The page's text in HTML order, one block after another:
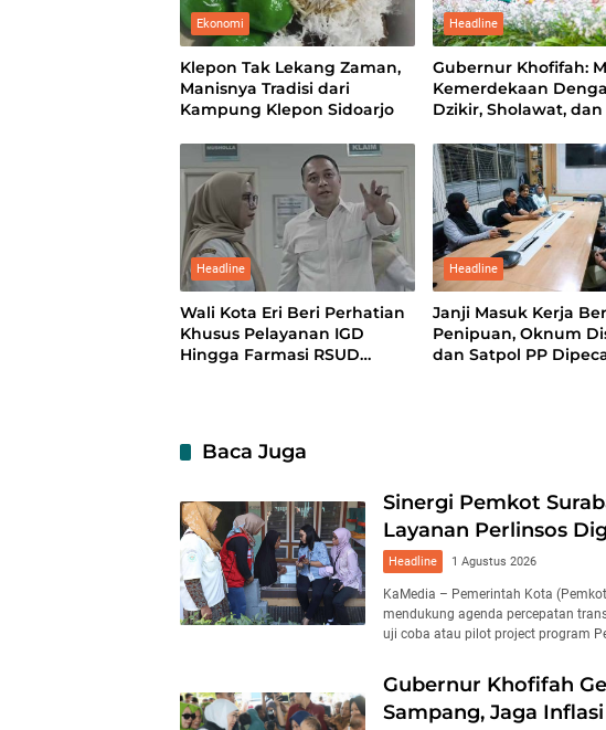
Ekonomi
Klepon Tak Lekang Zaman,
Manisnya Tradisi dari
Kampung Klepon Sidoarjo
Headline
Gubernur Khofifah:
Kemerdekaan
Dzikir, Sholawat, dan
Headline
Wali Kota Eri Beri Perhatian
Khusus Pelayanan IGD
Hingga Farmasi RSUD
Headline
Janji Masuk Kerja
Penipuan, Oknum
dan Satpol PP
Baca Juga
Sinergi Pemkot
Layanan Perlinsos
Headline 1 Agustus 2026
KaMedia – Pemerintah Kota
mendukung agenda percepatan
uji coba atau pilot project program
Gubernur Khofifah
Sampang, Jaga